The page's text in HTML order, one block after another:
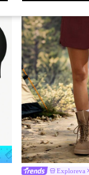
Exploreva